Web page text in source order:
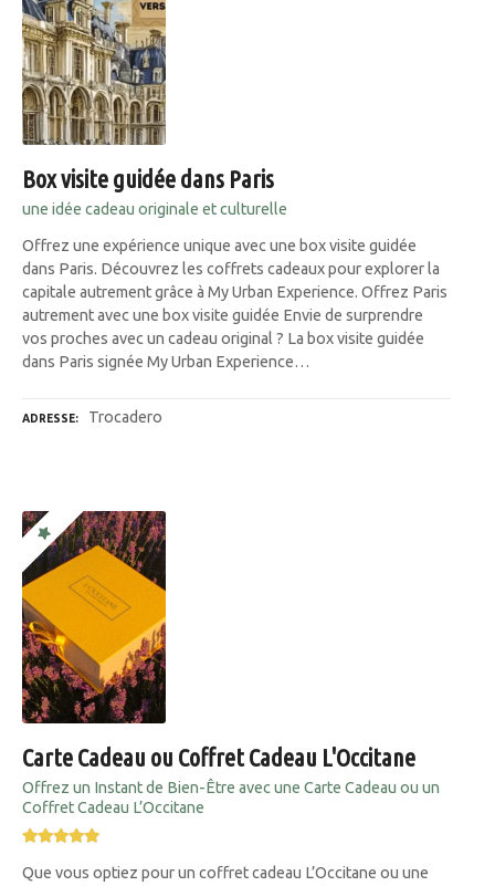
Box visite guidée dans Paris
une idée cadeau originale et culturelle
Offrez une expérience unique avec une box visite guidée
dans Paris. Découvrez les coffrets cadeaux pour explorer la
capitale autrement grâce à My Urban Experience. Offrez Paris
autrement avec une box visite guidée Envie de surprendre
vos proches avec un cadeau original ? La box visite guidée
dans Paris signée My Urban Experience…
ADRESSE Trocadero
Carte Cadeau ou Coffret Cadeau L'Occitane
Offrez un Instant de Bien-Être avec une Carte Cadeau ou un
Coffret Cadeau L’Occitane
Que vous optiez pour un coffret cadeau L’Occitane ou une